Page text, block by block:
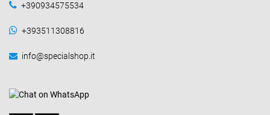
+390934575534
+393511308816
info@specialshop.it